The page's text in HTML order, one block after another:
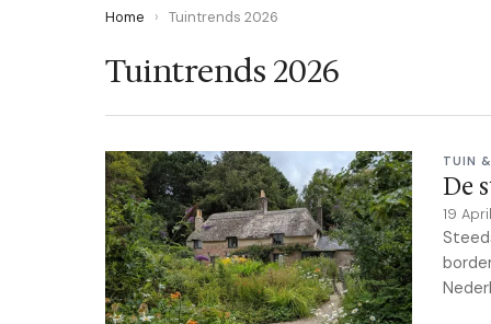
Home › Tuintrends 2026
Tuintrends 2026
TUIN
De
19